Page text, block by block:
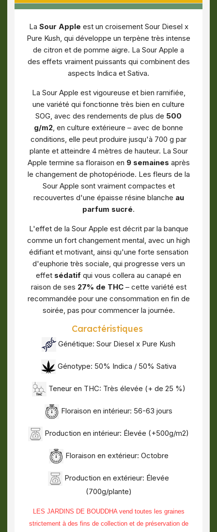
La Sour Apple est un croisement Sour Diesel x
Pure Kush, qui développe un terpène très intense
de citron et de pomme aigre. La Sour Apple a
des effets vraiment puissants qui combinent des
aspects Indica et Sativa.
La Sour Apple est vigoureuse et bien ramifiée,
une variété qui fonctionne très bien en culture
SOG, avec des rendements de plus de 500
g/m2, en culture extérieure – avec de bonne
conditions, elle peut produire jusqu'à 700 g par
plante et atteindre 4 mètres de hauteur. La Sour
Apple termine sa floraison en 9 semaines après
le changement de photopériode. Les fleurs de la
Sour Apple sont vraiment compactes et
recouvertes d'une épaisse résine blanche au
parfum sucré.
L'effet de la Sour Apple est décrit par la banque
comme un fort changement mental, avec un high
édifiant et motivant, ainsi qu'une forte sensation
d'euphorie très sociale, qui progresse vers un
effet sédatif qui vous collera au canapé en
raison de ses 27% de THC – cette variété est
recommandée pour une consommation en fin de
soirée, pas pour commencer la journée.
Caractéristiques
Génétique: Sour Diesel x Pure Kush
Génotype: 50% Indica / 50% Sativa
Teneur en THC: Très élevée (+ de 25 %)
Floraison en intérieur: 56-63 jours
Production en intérieur: Élevée (+500g/m2)
Floraison en extérieur: Octobre
Production en extérieur: Élevée
(700g/plante)
LES JARDINS DE BOUDDHA vend toutes les graines
strictement à des fins de collection et de préservation de